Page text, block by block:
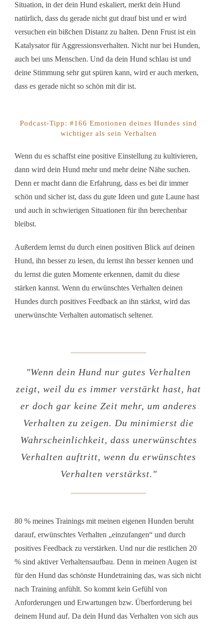
Situation, in der dein Hund eskaliert, merkt dein Hund
natürlich, dass du gerade nicht gut drauf bist und er wird
versuchen ein bißchen Distanz zu halten. Denn Frust ist ein
Katalysator für Aggressionsverhalten. Nicht nur bei Hunden,
auch bei uns Menschen. Und da dein Hund schlau ist und
deine Stimmung sehr gut spüren kann, wird er auch merken,
dass es gerade nicht so schön mit dir ist.
Podcast-Tipp: #166 Emotionen deines Hundes sind
wichtiger als sein Verhalten
Wenn du es schaffst eine positive Einstellung zu kultivieren,
dann wird dein Hund mehr und mehr deine Nähe suchen.
Denn er macht dann die Erfahrung, dass es bei dir immer
schön und sicher ist, dass du gute Ideen und gute Laune hast
und auch in schwierigen Situationen für ihn berechenbar
bleibst.
Außerdem lernst du durch einen positiven Blick auf deinen
Hund, ihn besser zu lesen, du lernst ihn besser kennen und
du lernst die guten Momente erkennen, damit du diese
stärken kannst. Wenn du erwünschtes Verhalten deinen
Hundes durch positives Feedback an ihn stärkst, wird das
unerwünschte Verhalten automatisch seltener.
"Wenn dein Hund nur gutes Verhalten
zeigt, weil du es immer verstärkt hast, hat
er doch gar keine Zeit mehr, um anderes
Verhalten zu zeigen. Du minimierst die
Wahrscheinlichkeit, dass unerwünschtes
Verhalten auftritt, wenn du erwünschtes
Verhalten verstärkst."
80 % meines Trainings mit meinen eigenen Hunden beruht
darauf, erwünschtes Verhalten „einzufangen“ und durch
positives Feedback zu verstärken. Und nur die restlichen 20
% sind aktiver Verhaltensaufbau. Denn in meinen Augen ist
für den Hund das schönste Hundetraining das, was sich nicht
nach Training anfühlt. So kommt kein Gefühl von
Anforderungen und Erwartungen bzw. Überforderung bei
deinem Hund auf. Da dein Hund das Verhalten von sich aus